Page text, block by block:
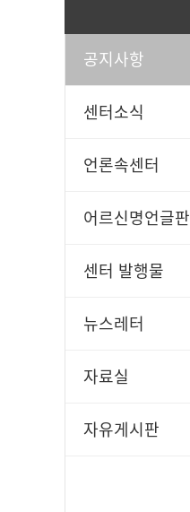
일과봉사
공지사항
센터소식
언론속센터
어르신명언글판
센터 발행물
뉴스레터
자료실
자유게시판